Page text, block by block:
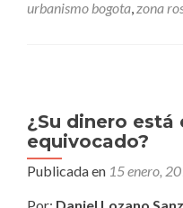
urbanismo bogota,zona
¿Su dinero está
equivocado?
Publicada en 15 enero,